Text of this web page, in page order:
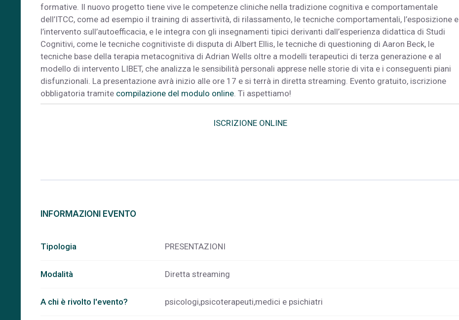
formative. Il nuovo progetto tiene vive le competenze cliniche nella tradizione cognitiva e comportamentale
dell’ITCC, come ad esempio il training di assertività, di rilassamento, le tecniche comportamentali, l’esposizione e
l’intervento sull’autoefficacia, e le integra con gli insegnamenti tipici derivanti dall’esperienza didattica di Studi
Cognitivi, come le tecniche cognitiviste di disputa di Albert Ellis, le tecniche di questioning di Aaron Beck, le
tecniche base della terapia metacognitiva di Adrian Wells oltre a modelli terapeutici di terza generazione e al
modello di intervento LIBET, che analizza le sensibilità personali apprese nelle storie di vita e i conseguenti piani
disfunzionali. La presentazione avrà inizio alle ore 17 e si terrà in diretta streaming. Evento gratuito, iscrizione
obbligatoria tramite compilazione del modulo online . Ti aspettiamo!
ISCRIZIONE ONLINE
INFORMAZIONI EVENTO
Tipologia PRESENTAZIONI
Modalità Diretta streaming
A chi è rivolto l'evento? psicologi,psicoterapeuti,medici e psichiatri